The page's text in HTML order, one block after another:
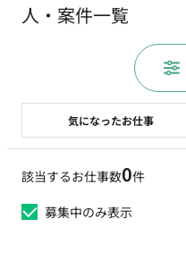
人・案件一覧
該当するお仕事数0件
募集中のみ表示
気になったお仕事